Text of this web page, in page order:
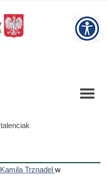
talenciak
Kamila Trznadel w